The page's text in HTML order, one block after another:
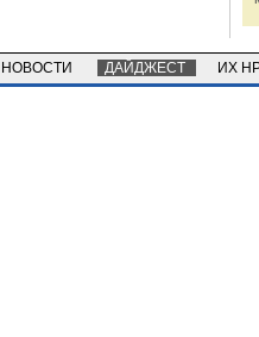
НОВОСТИ ДАЙДЖЕСТ ИХ